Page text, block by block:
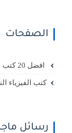
الصفحات
افضل 20 كتب في اساسيات الفيزياء الحديثة
كتب الفيزياء
رسائل